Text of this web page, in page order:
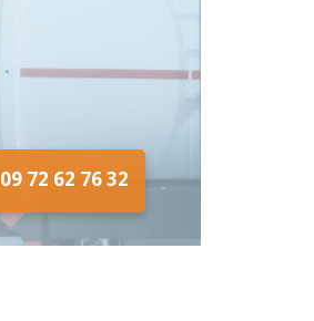
09 72 62 76 32